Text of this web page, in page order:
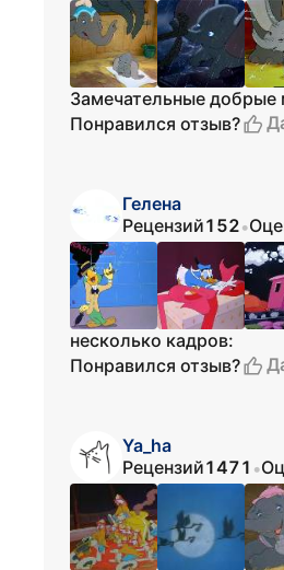
Замечательные добрые
Понравился отзыв?
Гелена
Рецензий152•
несколько кадров:
Понравился отзыв?
Ya_ha
Рецензий1471 •